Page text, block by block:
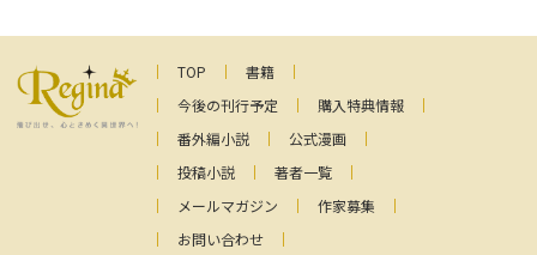
TOP
書籍
今後の刊行予定
購入特典情報
番外編小説
公式漫画
投稿小説
著者一覧
メールマガジン
作家募集
お問い合わせ